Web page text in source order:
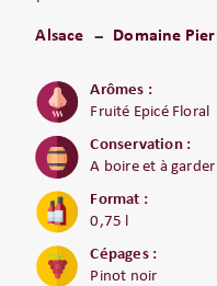
Alsace Domaine
Arômes :
Fruité Epicé Floral
Conservation :
A boire et à garder
Format :
0,75 l
Cépages :
Pinot noir